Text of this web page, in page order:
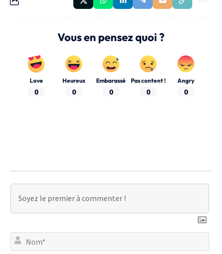
Vous en pensez quoi ?
Love
0
Heureux
0
Embarassé
0
Pas content !
0
Angry
0